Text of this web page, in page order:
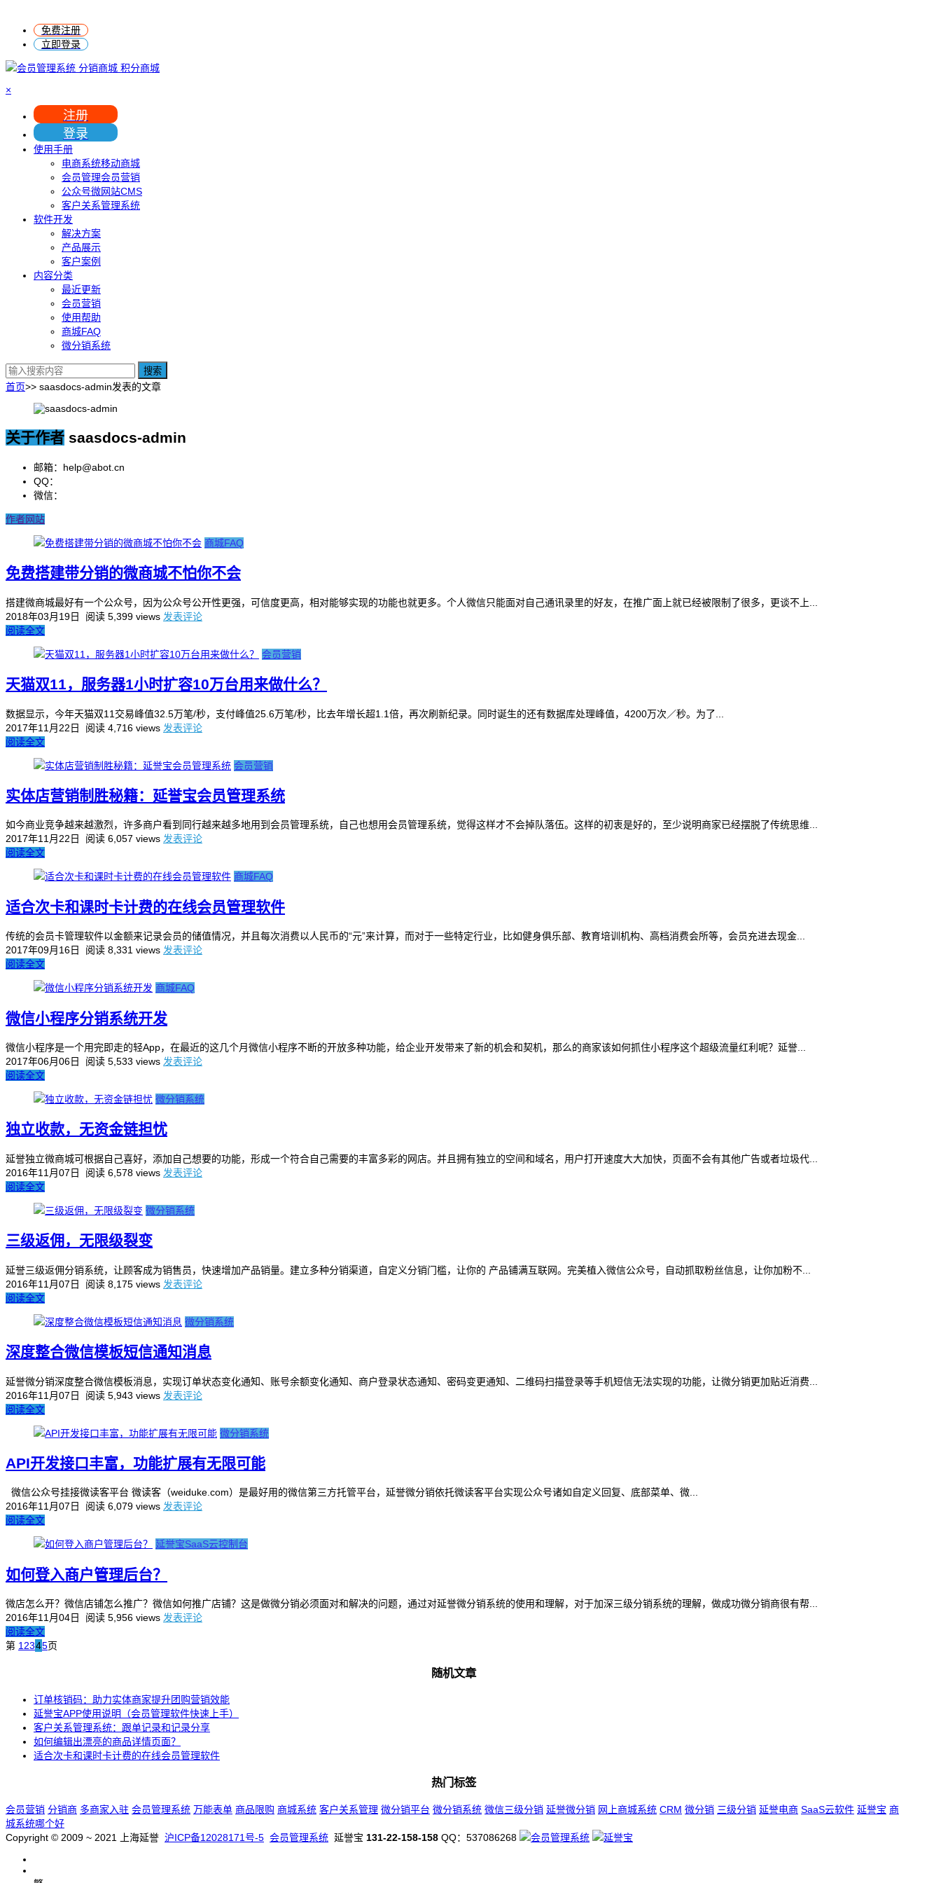
免费注册
立即登录
×
注册
登录
使用手册
电商系统移动商城
会员管理会员营销
公众号微网站CMS
客户关系管理系统
软件开发
解决方案
产品展示
客户案例
内容分类
最近更新
会员营销
使用帮助
商城FAQ
微分销系统
搜索
首页>> saasdocs-admin发表的文章
关于作者 saasdocs-admin
邮箱：help@abot.cn
QQ：
微信：
作者网站
商城FAQ
免费搭建带分销的微商城不怕你不会
搭建微商城最好有一个公众号，因为公众号公开性更强，可信度更高，相对能够实现的功能也就更多。个人微信只能面对自己通讯录里的好友，在推广面上就已经被限制了很多，更谈不上...
2018年03月19日
阅读 5,399 views 发表评论
阅读全文
会员营销
天猫双11，服务器1小时扩容10万台用来做什么？
数据显示，今年天猫双11交易峰值32.5万笔/秒，支付峰值25.6万笔/秒，比去年增长超1.1倍，再次刷新纪录。同时诞生的还有数据库处理峰值，4200万次／秒。为了...
2017年11月22日
阅读 4,716 views 发表评论
阅读全文
会员营销
实体店营销制胜秘籍：延誉宝会员管理系统
如今商业竞争越来越激烈，许多商户看到同行越来越多地用到会员管理系统，自己也想用会员管理系统，觉得这样才不会掉队落伍。这样的初衷是好的，至少说明商家已经摆脱了传统思维...
2017年11月22日
阅读 6,057 views 发表评论
阅读全文
商城FAQ
适合次卡和课时卡计费的在线会员管理软件
传统的会员卡管理软件以金额来记录会员的储值情况，并且每次消费以人民币的“元”来计算，而对于一些特定行业，比如健身俱乐部、教育培训机构、高档消费会所等，会员充进去现金...
2017年09月16日
阅读 8,331 views 发表评论
阅读全文
商城FAQ
微信小程序分销系统开发
微信小程序是一个用完即走的轻App，在最近的这几个月微信小程序不断的开放多种功能，给企业开发带来了新的机会和契机，那么的商家该如何抓住小程序这个超级流量红利呢？延誉...
2017年06月06日
阅读 5,533 views 发表评论
阅读全文
微分销系统
独立收款，无资金链担忧
延誉独立微商城可根据自己喜好，添加自己想要的功能，形成一个符合自己需要的丰富多彩的网店。并且拥有独立的空间和域名，用户打开速度大大加快，页面不会有其他广告或者垃圾代...
2016年11月07日
阅读 6,578 views 发表评论
阅读全文
微分销系统
三级返佣，无限级裂变
延誉三级返佣分销系统，让顾客成为销售员，快速增加产品销量。建立多种分销渠道，自定义分销门槛，让你的 产品铺满互联网。完美植入微信公众号，自动抓取粉丝信息，让你加粉不...
2016年11月07日
阅读 8,175 views 发表评论
阅读全文
微分销系统
深度整合微信模板短信通知消息
延誉微分销深度整合微信模板消息，实现订单状态变化通知、账号余额变化通知、商户登录状态通知、密码变更通知、二维码扫描登录等手机短信无法实现的功能，让微分销更加贴近消费...
2016年11月07日
阅读 5,943 views 发表评论
阅读全文
微分销系统
API开发接口丰富，功能扩展有无限可能
微信公众号挂接微读客平台 微读客（weiduke.com）是最好用的微信第三方托管平台，延誉微分销依托微读客平台实现公众号诸如自定义回复、底部菜单、微...
2016年11月07日
阅读 6,079 views 发表评论
阅读全文
延誉宝SaaS云控制台
如何登入商户管理后台？
微店怎么开？微信店铺怎么推广？微信如何推广店铺？这是做微分销必须面对和解决的问题，通过对延誉微分销系统的使用和理解，对于加深三级分销系统的理解，做成功微分销商很有帮...
2016年11月04日
阅读 5,956 views 发表评论
阅读全文
第 12345页
随机文章
订单核销码：助力实体商家提升团购营销效能
延誉宝APP使用说明（会员管理软件快速上手）
客户关系管理系统：跟单记录和记录分享
如何编辑出漂亮的商品详情页面？
适合次卡和课时卡计费的在线会员管理软件
热门标签
会员营销 分销商 多商家入驻 会员管理系统 万能表单 商品限购 商城系统 客户关系管理 微分销平台 微分销系统 微信三级分销 延誉微分销 网上商城系统 CRM 微分销 三级分销 延誉电商 SaaS云软件 延誉宝 商
城系统哪个好
Copyright © 2009 ~ 2021 上海延誉 沪ICP备12028171号-5 会员管理系统 延誉宝 131-22-158-158 QQ：537086268